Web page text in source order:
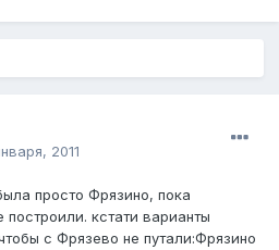
2011
просто Фрязино, пока
кстати варианты
с Фрязево не путали:Фрязино